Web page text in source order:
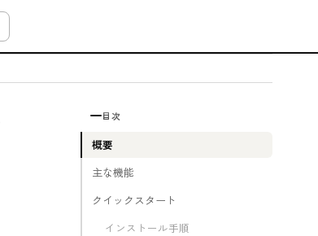
目次
概要
主な機能
クイックスタート
インストール手順